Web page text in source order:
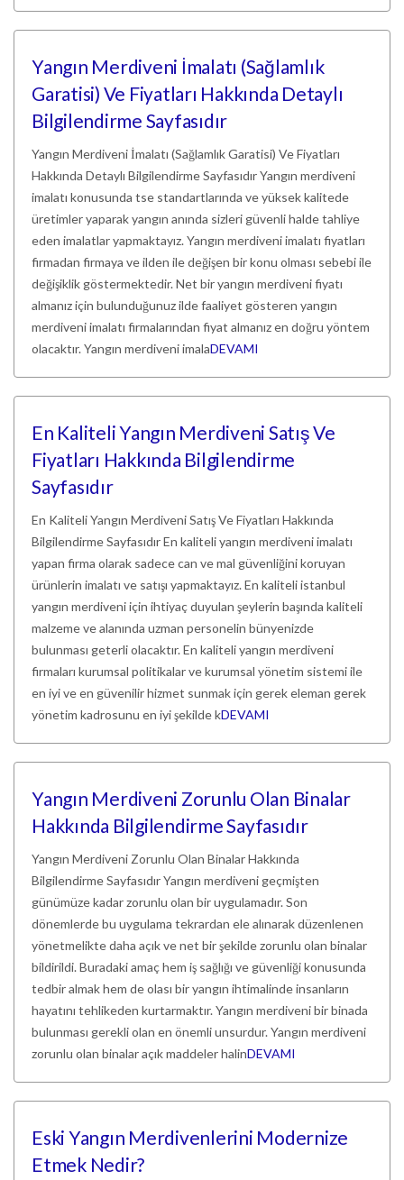
Yangın Merdiveni İmalatı (Sağlamlık
Garatisi) Ve Fiyatları Hakkında Detaylı
Bilgilendirme Sayfasıdır
Yangın Merdiveni İmalatı (Sağlamlık Garatisi) Ve Fiyatları
Hakkında Detaylı Bilgilendirme Sayfasıdır Yangın merdiveni
imalatı konusunda tse standartlarında ve yüksek kalitede
üretimler yaparak yangın anında sizleri güvenli halde tahliye
eden imalatlar yapmaktayız. Yangın merdiveni imalatı fiyatları
firmadan firmaya ve ilden ile değişen bir konu olması sebebi ile
değişiklik göstermektedir. Net bir yangın merdiveni fiyatı
almanız için bulunduğunuz ilde faaliyet gösteren yangın
merdiveni imalatı firmalarından fiyat almanız en doğru yöntem
olacaktır. Yangın merdiveni imalaDEVAMI
En Kaliteli Yangın Merdiveni Satış Ve
Fiyatları Hakkında Bilgilendirme
Sayfasıdır
En Kaliteli Yangın Merdiveni Satış Ve Fiyatları Hakkında
Bilgilendirme Sayfasıdır En kaliteli yangın merdiveni imalatı
yapan firma olarak sadece can ve mal güvenliğini koruyan
ürünlerin imalatı ve satışı yapmaktayız. En kaliteli istanbul
yangın merdiveni için ihtiyaç duyulan şeylerin başında kaliteli
malzeme ve alanında uzman personelin bünyenizde
bulunması geterli olacaktır. En kaliteli yangın merdiveni
firmaları kurumsal politikalar ve kurumsal yönetim sistemi ile
en iyi ve en güvenilir hizmet sunmak için gerek eleman gerek
yönetim kadrosunu en iyi şekilde kDEVAMI
Yangın Merdiveni Zorunlu Olan Binalar
Hakkında Bilgilendirme Sayfasıdır
Yangın Merdiveni Zorunlu Olan Binalar Hakkında
Bilgilendirme Sayfasıdır Yangın merdiveni geçmişten
günümüze kadar zorunlu olan bir uygulamadır. Son
dönemlerde bu uygulama tekrardan ele alınarak düzenlenen
yönetmelikte daha açık ve net bir şekilde zorunlu olan binalar
bildirildi. Buradaki amaç hem iş sağlığı ve güvenliği konusunda
tedbir almak hem de olası bir yangın ihtimalinde insanların
hayatını tehlikeden kurtarmaktır. Yangın merdiveni bir binada
bulunması gerekli olan en önemli unsurdur. Yangın merdiveni
zorunlu olan binalar açık maddeler halinDEVAMI
Eski Yangın Merdivenlerini Modernize
Etmek Nedir?